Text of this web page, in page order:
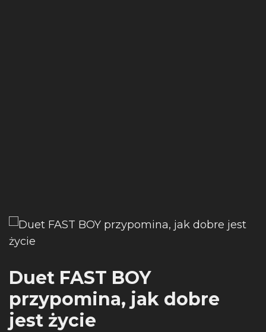
Duet FAST BOY
przypomina, jak dobre
jest życie